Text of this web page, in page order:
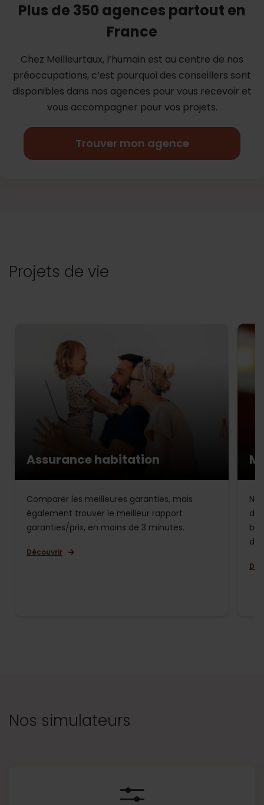
Plus de 350 agences partout en
France
Chez Meilleurtaux, l’humain est au centre de nos
préoccupations, c’est pourquoi des conseillers sont
disponibles dans nos agences pour vous recevoir et
vous accompagner pour vos projets.
Trouver mon agence
Projets de vie
Assurance habitation
Comparer les meilleures garanties, mais
également trouver le meilleur rapport
garanties/prix, en moins de 3 minutes.
Découvrir
de
de
Nos simulateurs